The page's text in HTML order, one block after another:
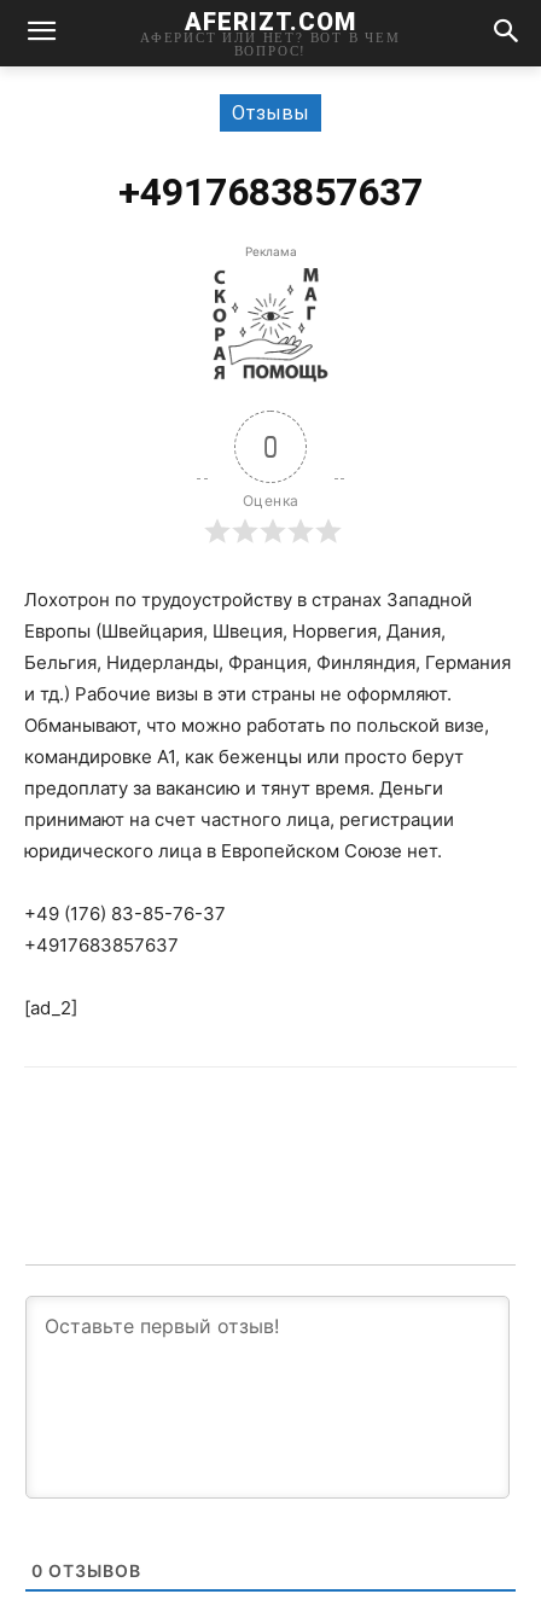
AFERIZT.COM
АФЕРИСТ ИЛИ НЕТ? ВОТ В ЧЕМ
ВОПРОС!
Отзывы
+4917683857637
Реклама
0
Оценка
Лохотрон по трудоустройству в странах Западной
Европы (Швейцария, Швеция, Норвегия, Дания,
Бельгия, Нидерланды, Франция, Финляндия, Германия
и тд.) Рабочие визы в эти страны не оформляют.
Обманывают, что можно работать по польской визе,
командировке А1, как беженцы или просто берут
предоплату за вакансию и тянут время. Деньги
принимают на счет частного лица, регистрации
юридического лица в Европейском Союзе нет.
+49 (176) 83-85-76-37
+4917683857637
[ad_2]
0 ОТЗЫВОВ